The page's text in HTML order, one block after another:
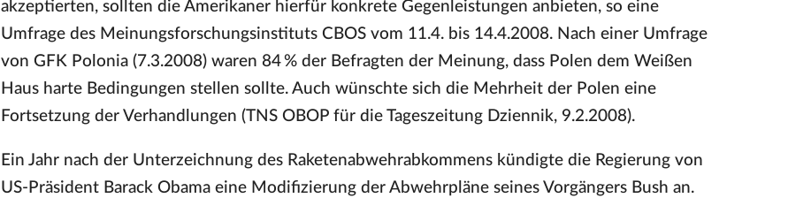
akzeptierten, sollten die Amerikaner hierfür konkrete Gegenleistungen anbieten, so eine
Umfrage des Meinungsforschungsinstituts CBOS vom 11.4. bis 14.4.2008. Nach einer Umfrage
von GFK Polonia (7.3.2008) waren 84 % der Befragten der Meinung, dass Polen dem Weißen
Haus harte Bedingungen stellen sollte. Auch wünschte sich die Mehrheit der Polen eine
Fortsetzung der Verhandlungen (TNS OBOP für die Tageszeitung Dziennik, 9.2.2008).
Ein Jahr nach der Unterzeichnung des Raketenabwehrabkommens kündigte die Regierung von
US-Präsident Barack Obama eine Modifizierung der Abwehrpläne seines Vorgängers Bush an.